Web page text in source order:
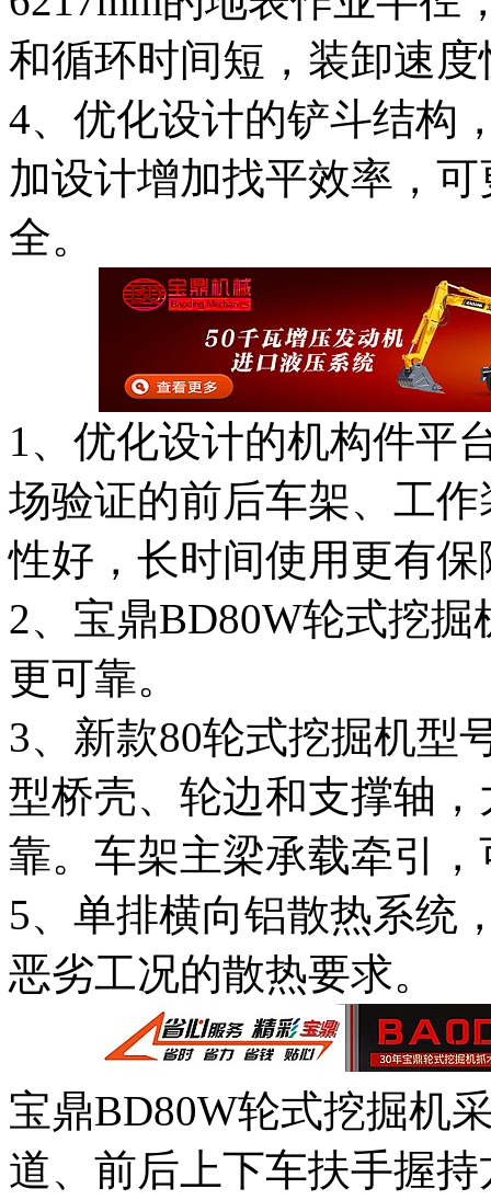
和循环时间短，装卸速度
4、优化设计的铲斗结构
加设计增加找平效率，
全。
1、优化设计的机构件平
场验证的前后车架、工
性好，长时间使用更有保
2、宝鼎BD80W轮式挖
更可靠。
3、新款80轮式挖掘机型
型桥壳、轮边和支撑轴
靠。车架主梁承载牵引
5、单排横向铝散热系统
恶劣工况的散热要求。
宝鼎BD80W轮式挖掘机
道、前后上下车扶手握